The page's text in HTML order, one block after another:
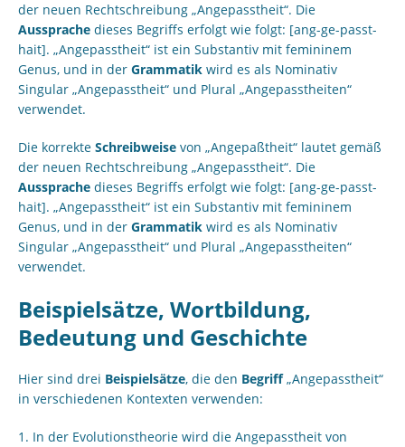
der neuen Rechtschreibung „Angepasstheit“. Die
Aussprache dieses Begriffs erfolgt wie folgt: [ang-ge-passt-
hait]. „Angepasstheit“ ist ein Substantiv mit femininem
Genus, und in der Grammatik wird es als Nominativ
Singular „Angepasstheit“ und Plural „Angepasstheiten“
verwendet.
Die korrekte Schreibweise von „Angepaßtheit“ lautet gemäß
der neuen Rechtschreibung „Angepasstheit“. Die
Aussprache dieses Begriffs erfolgt wie folgt: [ang-ge-passt-
hait]. „Angepasstheit“ ist ein Substantiv mit femininem
Genus, und in der Grammatik wird es als Nominativ
Singular „Angepasstheit“ und Plural „Angepasstheiten“
verwendet.
Beispielsätze, Wortbildung,
Bedeutung und Geschichte
Hier sind drei Beispielsätze, die den Begriff„Angepasstheit“
in verschiedenen Kontexten verwenden:
1. In der Evolutionstheorie wird die Angepasstheit von